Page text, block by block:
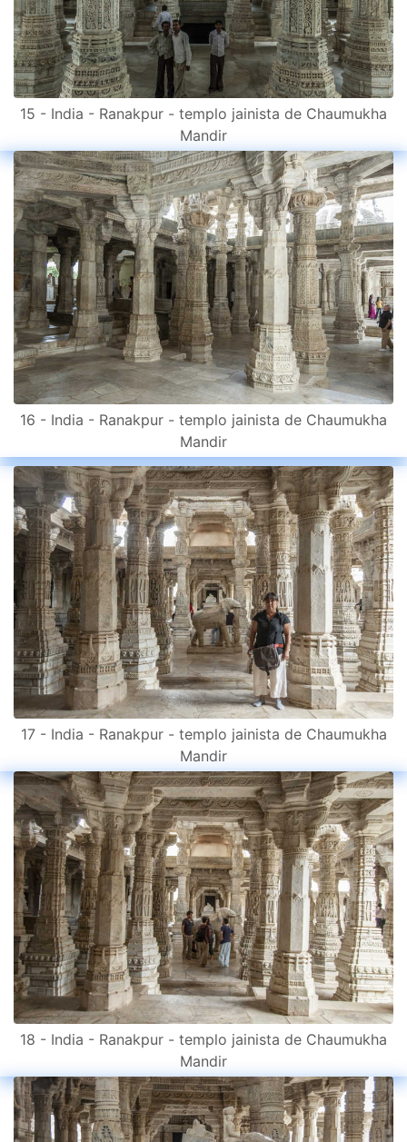
15 - India - Ranakpur - templo jainista de Chaumukha
Mandir
16 - India - Ranakpur - templo jainista de Chaumukha
Mandir
17 - India - Ranakpur - templo jainista de Chaumukha
Mandir
18 - India - Ranakpur - templo jainista de Chaumukha
Mandir